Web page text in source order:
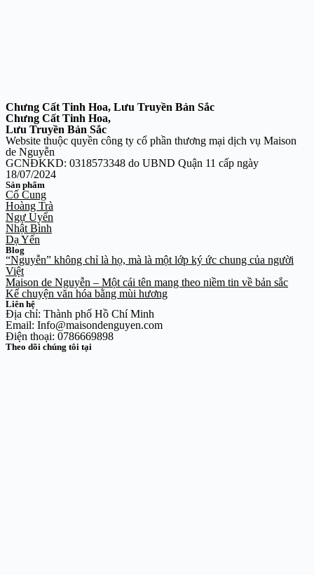
Chưng Cất Tinh Hoa, Lưu Truyền Bản Sắc
Chưng Cất Tinh Hoa,
Lưu Truyền Bản Sắc
Website thuộc quyền công ty cổ phần thương mại dịch vụ Maison
de Nguyễn
GCNĐKKD: 0318573348 do UBND Quận 11 cấp ngày
18/07/2024
Sản phẩm
Cố Cung
Hoàng Trà
Ngự Uyển
Nhật Bình
Dạ Yến
Blog
“Nguyễn” không chỉ là họ, mà là một lớp ký ức chung của người
Việt
Maison de Nguyễn – Một cái tên mang theo niềm tin về bản sắc
Kể chuyện văn hóa bằng mùi hương
Liên hệ
Địa chỉ: Thành phố Hồ Chí Minh
Email: Info@maisondenguyen.com
Điện thoại: 0786669898
Theo dõi chúng tôi tại